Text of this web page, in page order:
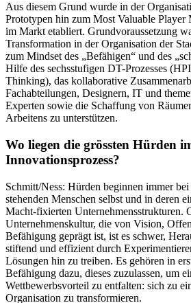
Aus diesem Grund wurde in der
Prototypen hin zum Most Valuable
im Markt etabliert. Grundvoraussetzung
Transformation in der Organisation der
zum Mindset des „Befähigen“ und des
Hilfe des sechsstufigen DT-Prozesses
Thinking), das kollaborative
Fachabteilungen, Designern, IT und
Experten sowie die Schaffung von
Arbeitens zu unterstützen.
Wo liegen die grössten Hürden
Innovationsprozess?
Schmitt/Ness: Hürden beginnen immer
stehenden Menschen selbst und in deren
Macht-fixierten Unternehmensstrukturen.
Unternehmenskultur, die von Vision,
Befähigung geprägt ist, ist es schwer,
stiftend und effizient durch
Lösungen hin zu treiben. Es gehören in
Befähigung dazu, dieses zuzulassen, um
Wettbewerbsvorteil zu entfalten: sich zu
Organisation zu transformieren.